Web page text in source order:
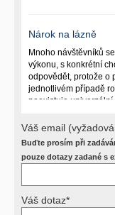
Nárok na lázně
Mnoho návštěvníků
výkonu, s konkrétní
odpovědět, protože o
jednotlivém případě
neexistuje univerzální
postižení pacienta a
Požádejte svého
příslušný revizní
Výsledky vyšetření
Váš email
Buďte prosím při
pouze dotazy zadané s
Váš dotaz*